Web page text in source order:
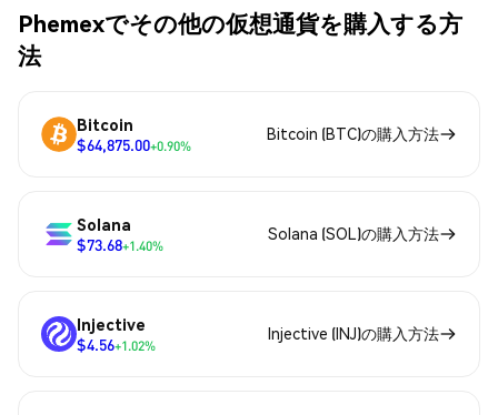
Phemexでその他の仮想通貨を購入する方
法
Bitcoin
$64,875.00+0.90%
Bitcoin (BTC)の購入方法
Solana
$73.68+1.40%
Solana (SOL)の購入方法
Injective
$4.56+1.02%
Injective (INJ)の購入方法